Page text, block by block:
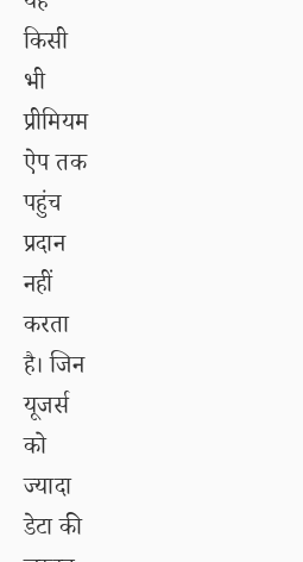
किसी
भी
प्रीमियम
ऐप तक
पहुंच
प्रदान
नहीं
करता
है। जिन
यूजर्स
को
ज्यादा
डेटा की